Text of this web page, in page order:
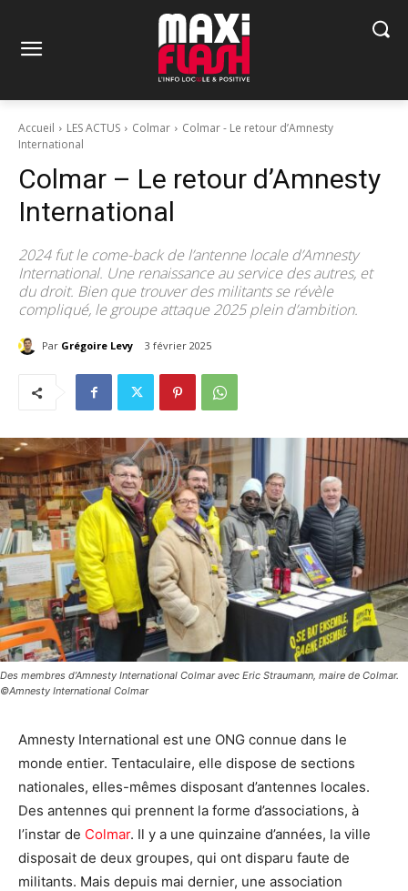
Accueil LES ACTUS Colmar
Colmar - Le retour d’Amnesty
International
Colmar – Le retour d’Amnesty
International
2024 fut le come-back de l’antenne locale d’Amnesty
International. Une renaissance au service des autres, et
du droit. Bien que trouver des militants se révèle
compliqué, le groupe attaque 2025 plein d’ambition.
Par Grégoire Levy 3 février 2025
Des membres d’Amnesty International Colmar avec Eric Straumann, maire de Colmar.
©Amnesty International Colmar
Amnesty International est une ONG connue dans le
monde entier. Tentaculaire, elle dispose de sections
nationales, elles-mêmes disposant d’antennes locales.
Des antennes qui prennent la forme d’associations, à
l’instar de Colmar. Il y a une quinzaine d’années, la ville
disposait de deux groupes, qui ont disparu faute de
militants. Mais depuis mai dernier, une association